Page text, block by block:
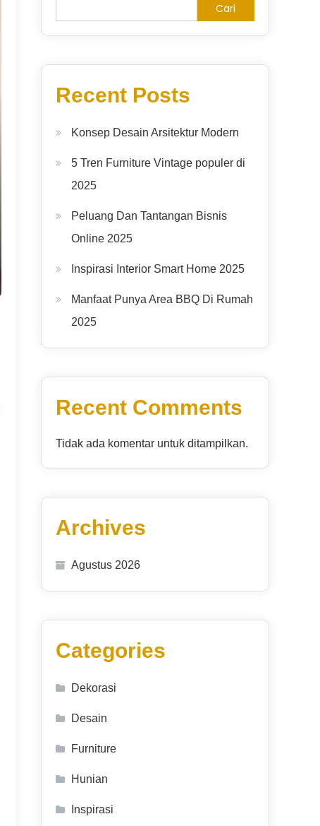
Cari
Recent Posts
Konsep Desain Arsitektur Modern
5 Tren Furniture Vintage populer di
2025
Peluang Dan Tantangan Bisnis
Online 2025
Inspirasi Interior Smart Home 2025
Manfaat Punya Area BBQ Di Rumah
2025
Recent Comments
Tidak ada komentar untuk ditampilkan.
Archives
Agustus 2026
Categories
Dekorasi
Desain
Furniture
Hunian
Inspirasi